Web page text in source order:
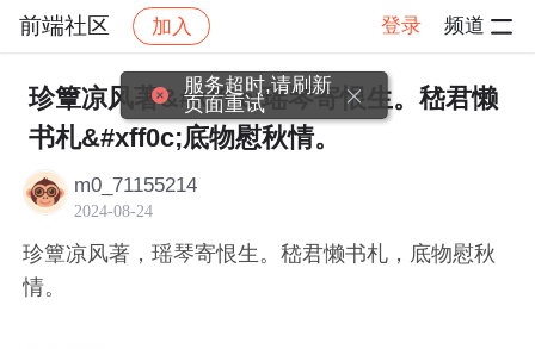
前端社区 加入 登录 频道
社区 前端社区 感慨 帖子详情
珍簟凉风著&#xff0c;瑶琴寄恨生。嵇君懒
书札&#xff0c;底物慰秋情。
m0_71155214
2024-08-24
珍簟凉风著，瑶琴寄恨生。嵇君懒书札，底物慰秋
情。
服务超时,请刷新
页面重试